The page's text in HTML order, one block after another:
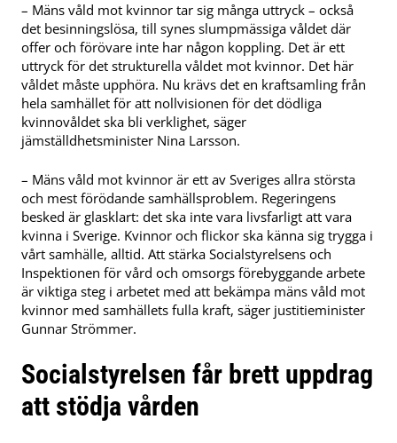
– Mäns våld mot kvinnor tar sig många uttryck – också
det besinningslösa, till synes slumpmässiga våldet där
offer och förövare inte har någon koppling. Det är ett
uttryck för det strukturella våldet mot kvinnor. Det här
våldet måste upphöra. Nu krävs det en kraftsamling från
hela samhället för att nollvisionen för det dödliga
kvinnovåldet ska bli verklighet, säger
jämställdhetsminister Nina Larsson.
– Mäns våld mot kvinnor är ett av Sveriges allra största
och mest förödande samhällsproblem. Regeringens
besked är glasklart: det ska inte vara livsfarligt att vara
kvinna i Sverige. Kvinnor och flickor ska känna sig trygga i
vårt samhälle, alltid. Att stärka Socialstyrelsens och
Inspektionen för vård och omsorgs förebyggande arbete
är viktiga steg i arbetet med att bekämpa mäns våld mot
kvinnor med samhällets fulla kraft, säger justitieminister
Gunnar Strömmer.
Socialstyrelsen får brett uppdrag
att stödja vården